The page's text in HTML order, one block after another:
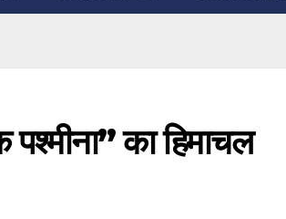
का हिमाचल